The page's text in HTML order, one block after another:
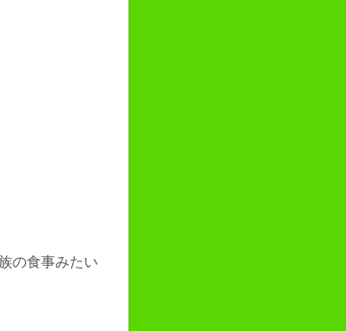
の食事みたい